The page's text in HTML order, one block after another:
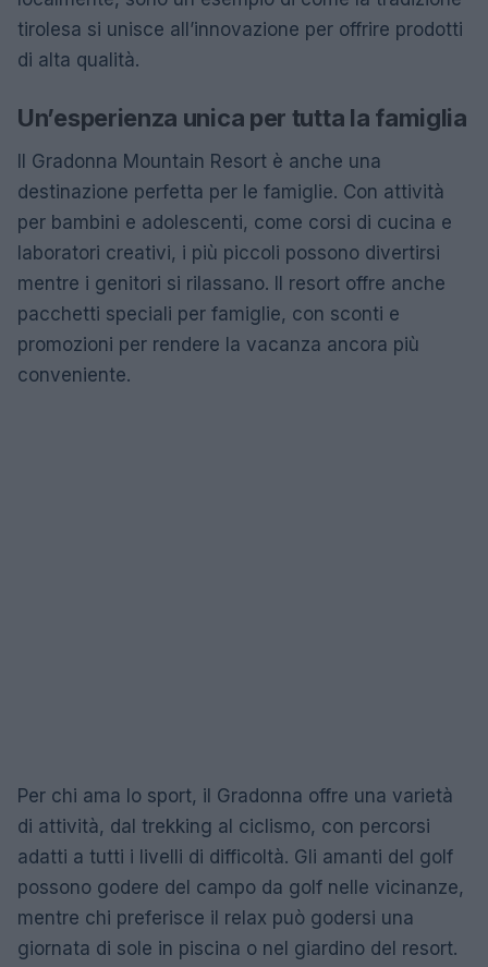
tirolesa si unisce all’innovazione per offrire prodotti
di alta qualità.
Un’esperienza unica per tutta la famiglia
Il Gradonna Mountain Resort è anche una
destinazione perfetta per le famiglie. Con attività
per bambini e adolescenti, come corsi di cucina e
laboratori creativi, i più piccoli possono divertirsi
mentre i genitori si rilassano. Il resort offre anche
pacchetti speciali per famiglie, con sconti e
promozioni per rendere la vacanza ancora più
conveniente.
Per chi ama lo sport, il Gradonna offre una varietà
di attività, dal trekking al ciclismo, con percorsi
adatti a tutti i livelli di difficoltà. Gli amanti del golf
possono godere del campo da golf nelle vicinanze,
mentre chi preferisce il relax può godersi una
giornata di sole in piscina o nel giardino del resort.